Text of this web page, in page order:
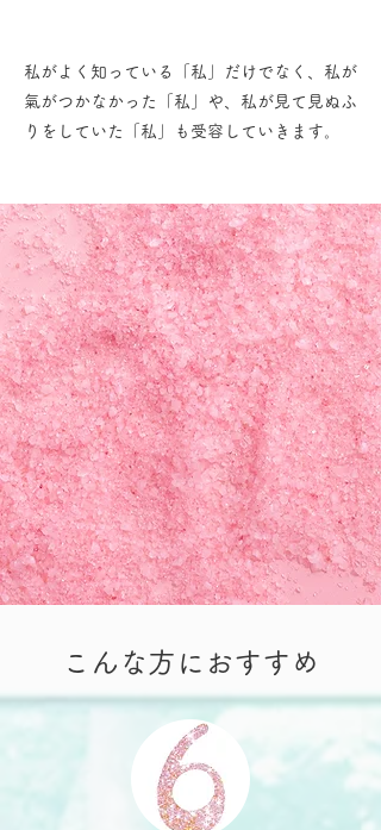
私がよく知っている「私」だけでなく、私が
氣がつかなかった「私」や、私が見て見ぬふ
りをしていた「私」も受容していきます。
こんな方におすすめ